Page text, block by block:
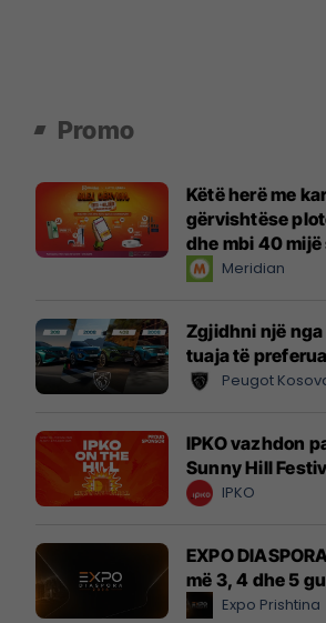
Promo
Këtë herë me
gërvishtëse
dhe mbi 40
instant!Meridian
Zgjidhni një
tuaja të
Peugot
IPKO vazhdon
Sunny Hill
IPKO
EXPO
më 3, 4 dhe 5
Expo Prishtina